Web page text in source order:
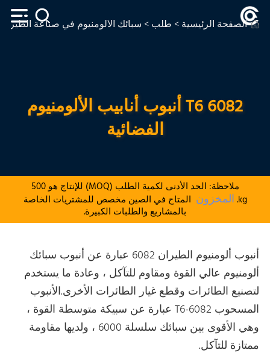
الصفحة الرئيسية> طلب> سبائك الألومنيوم في صناعة الطيران
6082 T6 أنبوب أنابيب الألومنيوم
الفضائية
ملاحظة: الحد الأدنى لكمية الطلب (MOQ) للإنتاج هو 500
kg. المخزون المتاح في الصين مخصص للمشتريات الخاصة
بالمشاريع والطلبات الكبيرة.
أنبوب ألومنيوم الطيران 6082 عبارة عن أنبوب سبائك
ألومنيوم عالي القوة ومقاوم للتآكل ، وعادة ما يستخدم
لتصنيع الطائرات وقطع غيار الطائرات الأخرى.الأنبوب
المسحوب 6082-T6 عبارة عن سبيكة متوسطة القوة ،
وهي الأقوى بين سبائك سلسلة 6000 ، ولديها مقاومة
ممتازة للتآكل.